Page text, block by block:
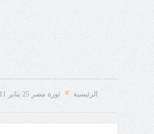
الرئيسية ثورة مصر 25 يناير 2011